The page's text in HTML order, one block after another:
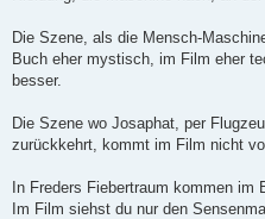
Die Szene, als die Mensch-
Buch eher mystisch, im Film eher
besser.
Die Szene wo Josaphat, per
zurückkehrt, kommt im Film nicht
In Freders Fiebertraum kommen im
Im Film siehst du nur den